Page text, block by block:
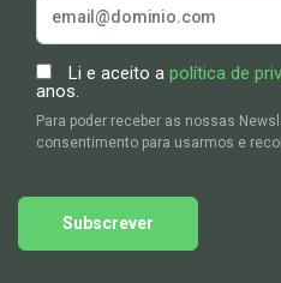
Li e aceito a política de
anos.
Para poder receber as nossas
consentimento para usarmos e
Subscrever